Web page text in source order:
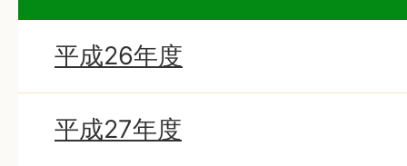
平成26年度
平成27年度